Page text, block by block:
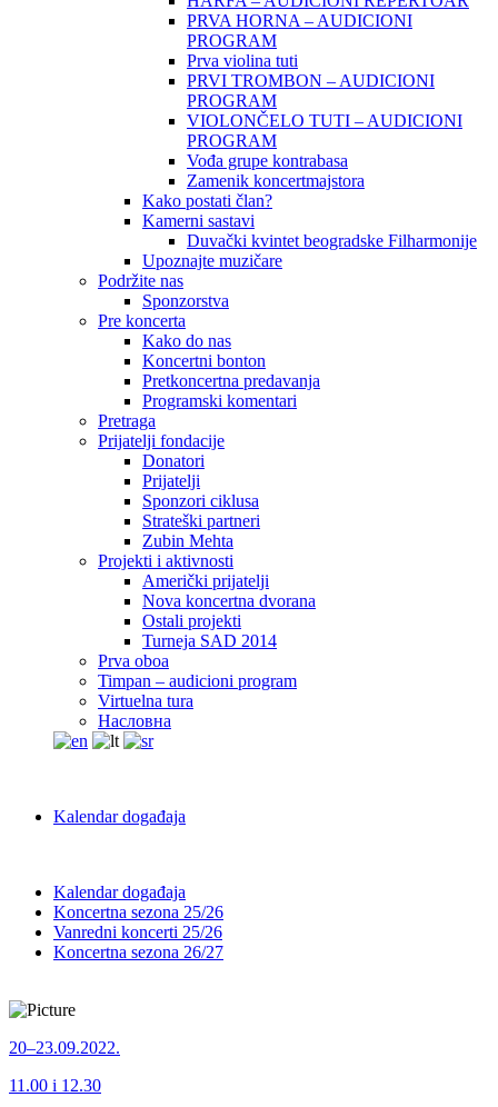
PRVA HORNA – AUDICIONI
PROGRAM
Prva violina tuti
PRVI TROMBON – AUDICIONI
PROGRAM
VIOLONČELO TUTI – AUDICIONI
PROGRAM
Vođa grupe kontrabasa
Zamenik koncertmajstora
Kako postati član?
Kamerni sastavi
Duvački kvintet beogradske Filharmonije
Upoznajte muzičare
Podržite nas
Sponzorstva
Pre koncerta
Kako do nas
Koncertni bonton
Pretkoncertna predavanja
Programski komentari
Pretraga
Prijatelji fondacije
Donatori
Prijatelji
Sponzori ciklusa
Strateški partneri
Zubin Mehta
Projekti i aktivnosti
Američki prijatelji
Nova koncertna dvorana
Ostali projekti
Turneja SAD 2014
Prva oboa
Timpan – audicioni program
Virtuelna tura
Насловна
Kalendar događaja
Kalendar događaja
Koncertna sezona 25/26
Vanredni koncerti 25/26
Koncertna sezona 26/27
20–23.09.2022.
11.00 i 12.30